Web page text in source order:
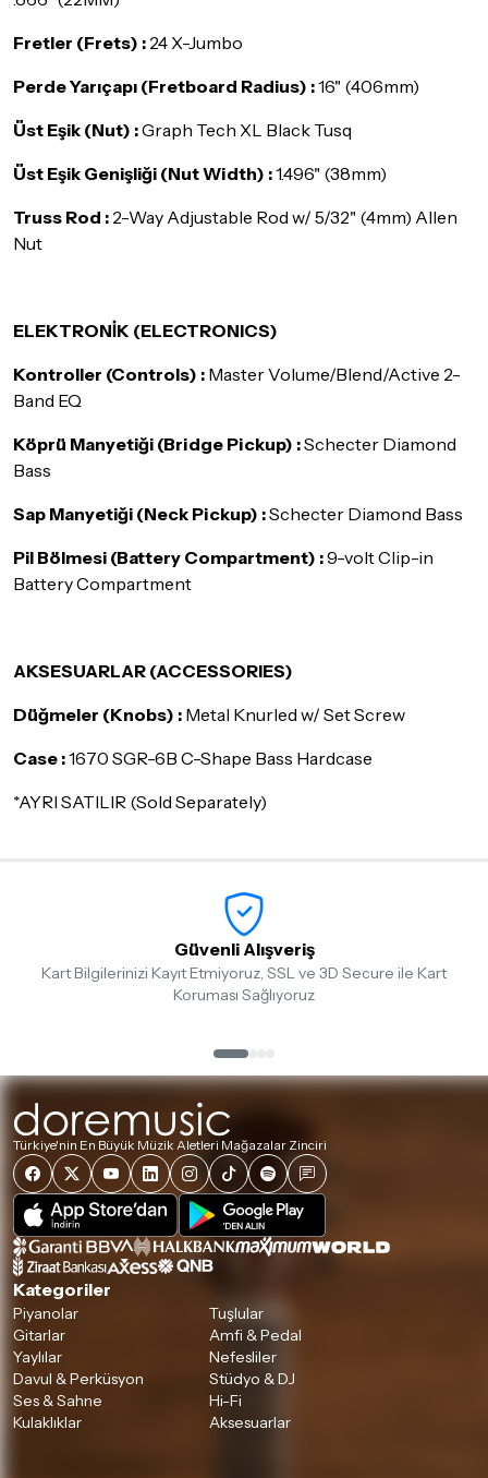
Fretler (Frets) : 24 X-Jumbo
Perde Yarıçapı (Fretboard Radius) :16" (406mm)
Üst Eşik (Nut) :Graph Tech XL Black Tusq
Üst Eşik Genişliği (Nut Width) :1.496" (38mm)
Truss Rod : 2-Way Adjustable Rod w/ 5/32" (4mm) Allen
Nut
ELEKTRONİK (ELECTRONICS)
Kontroller (Controls) : Master Volume/Blend/Active 2-
Band EQ
Köprü Manyetiği (Bridge Pickup) :Schecter Diamond
Bass
Sap Manyetiği (Neck Pickup) :Schecter Diamond Bass
Pil Bölmesi (Battery Compartment) :9-volt Clip-in
Battery Compartment
AKSESUARLAR (ACCESSORIES)
Düğmeler (Knobs) : Metal Knurled w/ Set Screw
Case :1670 SGR-6B C-Shape Bass Hardcase
*AYRI SATILIR (Sold Separately)
Güvenli Alışveriş
Kart Bilgilerinizi Kayıt Etmiyoruz, SSL ve 3D Secure ile Kart
Koruması Sağlıyoruz
Türkiye'nin En Büyük Müzik Aletleri Mağazalar Zinciri
Kategoriler
Piyanolar
Tuşlular
Gitarlar
Amfi & Pedal
Yaylılar
Nefesliler
Davul & Perküsyon
Stüdyo & DJ
Ses & Sahne
Hi-Fi
Kulaklıklar
Aksesuarlar